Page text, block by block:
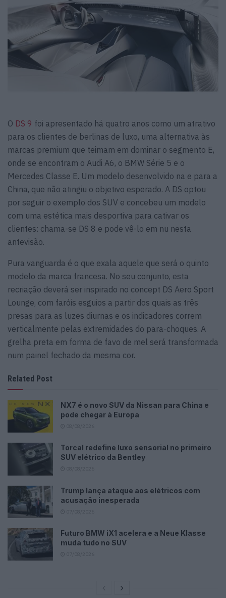
O DS 9 foi apresentado há quatro anos como um atrativo
para os clientes de berlinas de luxo, uma alternativa às
marcas premium que teimam em dominar o segmento E,
onde se encontram o Audi A6, o BMW Série 5 e o
Mercedes Classe E. Um modelo desenvolvido na e para a
China, que não atingiu o objetivo esperado. A DS optou
por seguir o exemplo dos SUV e concebeu um modelo
com uma estética mais desportiva para cativar os
clientes: chama-se DS 8 e pode vê-lo em nu nesta
antevisão.
Pura vanguarda é o que exala aquele que será o quinto
modelo da marca francesa. No seu conjunto, esta
recriação deverá ser inspirado no concept DS Aero Sport
Lounge, com faróis esguios a partir dos quais as três
presas para as luzes diurnas e os indicadores correm
verticalmente pelas extremidades do para-choques. A
grelha preta em forma de favo de mel será transformada
num painel fechado da mesma cor.
Related Post
NX7 é o novo SUV da Nissan para China e
pode chegar à Europa
Torcal redefine luxo sensorial no primeiro
SUV elétrico da Bentley
Trump lança ataque aos elétricos com
acusação inesperada
Futuro BMW iX1 acelera e a Neue Klasse
muda tudo no SUV